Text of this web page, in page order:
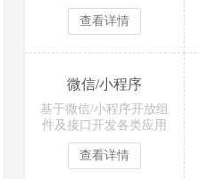
查看详情
微信/小程序
基于微信/小程序开放组
件及接口开发各类应用
查看详情